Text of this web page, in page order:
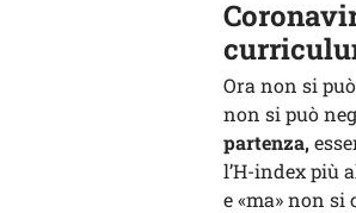
Ora non si
non si può
partenza,
l’H-index più
e «ma» non si